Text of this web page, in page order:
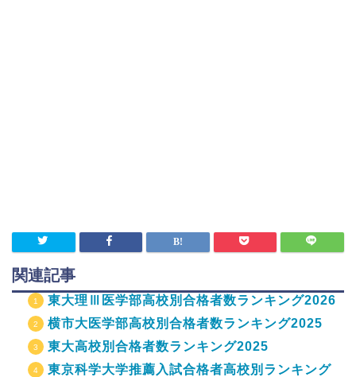
関連記事
東大理Ⅲ医学部高校別合格者数ランキング2026
横市大医学部高校別合格者数ランキング2025
東大高校別合格者数ランキング2025
東京科学大学推薦入試合格者高校別ランキング